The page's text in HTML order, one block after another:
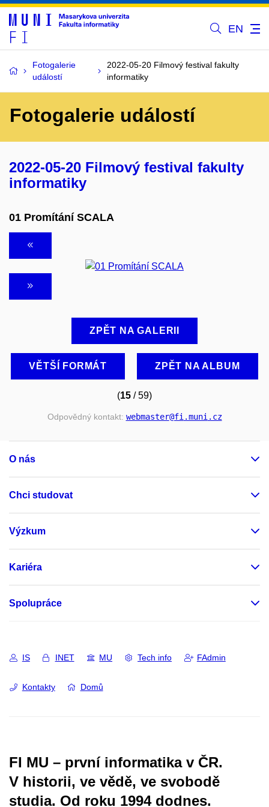
EN
Fotogalerie
událostí
2022-05-20 Filmový festival fakulty
informatiky
Fotogalerie událostí
2022-05-20 Filmový festival fakulty
informatiky
01 Promítání SCALA
ZPĚT NA GALERII
VĚTŠÍ FORMÁT ZPĚT NA ALBUM
(15 / 59)
Odpovědný kontakt: webmaster@fi.muni.cz
O nás
Chci studovat
Výzkum
Kariéra
Spolupráce
IS INET MU Tech info FAdmin
Kontakty Domů
FI MU – první informatika v ČR.
V historii, ve vědě, ve svobodě
studia. Od roku 1994 dodnes.